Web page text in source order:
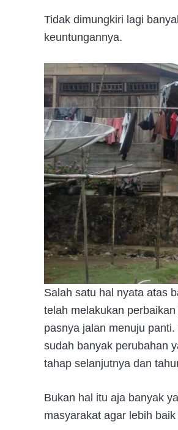
Tidak dimungkiri lagi
keuntungannya.
Salah satu hal nyata atas
telah melakukan
pasnya jalan menuju
sudah banyak perubahan
tahap selanjutnya dan
Bukan hal itu aja banyak
masyarakat agar lebih